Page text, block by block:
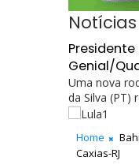
Genial/
Uma nova
da Silva (PT)
Home
Caxias-RJ